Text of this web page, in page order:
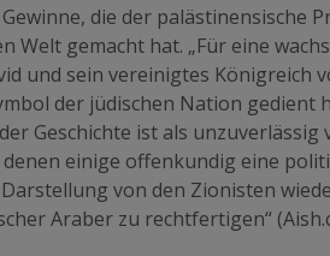
die der palästinensische
Welt gemacht hat. „Für eine
und sein vereinigtes Königreich
der jüdischen Nation gedient
Geschichte ist als
einige offenkundig eine
von den Zionisten
Araber zu rechtfertigen“